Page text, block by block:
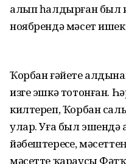
алып һалдырған был
ноябрендә мәсет
Ҡорбан ғәйете
изге эшкә тотонған.
килтереп, Ҡорбан
улар. Уға был
йәбештереүсе,
мәсетте ҡараусы